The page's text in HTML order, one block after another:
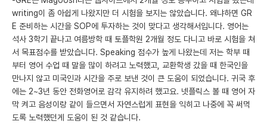
writing이 좀 아쉽게 나왔지만 더 시험을 보지는 않았습니다. 왜냐하면 GR
E 준비하는 시간을 SOP에 투자하는 것이 맞다고 생각해서입니다. 영어는
석사 3학기 끝나고 여름방학 때 토플학원 2개월 정도 다니고 바로 시험을 쳐
서 목표점수를 받았습니다. Speaking 점수가 높게 나왔는데 저는 학부 때
부터 영어 수업 때 말을 많이 하려고 노력했고, 교환학생 갔을 때 한국인을
만나지 않고 미국인과 시간을 주로 보낸 것이 큰 도움이 되었습니다. 귀국 후
에는 2~3년 동안 전화영어로 감각 유지하려 했고요. 넷플릭스 볼 때 영어 자
막 켜고 음성이랑 같이 들으면서 자연스럽게 표현을 익히고 나중에 꼭 써먹
도록 노력했던게 도움이 된 것 같습니다.